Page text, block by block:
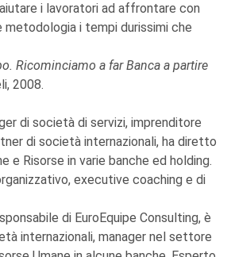
i lavoratori ad affrontare con
metodologia i tempi durissimi che
Ricominciamo a far Banca a partire
2008.
di società di servizi, imprenditore
di società internazionali, ha diretto
e Risorse in varie banche ed holding.
executive coaching e di
di EuroEquipe Consulting, è
internazionali, manager nel settore